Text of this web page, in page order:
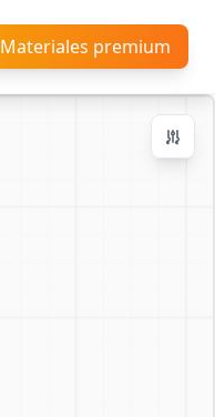
Materiales premium